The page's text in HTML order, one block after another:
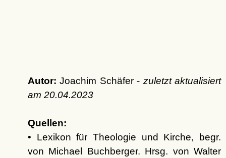
Autor: Joachim Schäfer - zuletzt aktualisiert
am 20.04.2023
Quellen:
• Lexikon für Theologie und Kirche, begr.
von Michael Buchberger. Hrsg. von Walter